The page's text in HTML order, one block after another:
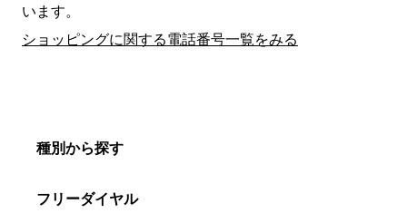
います。
ショッピングに関する電話番号一覧をみる
種別から探す
フリーダイヤル